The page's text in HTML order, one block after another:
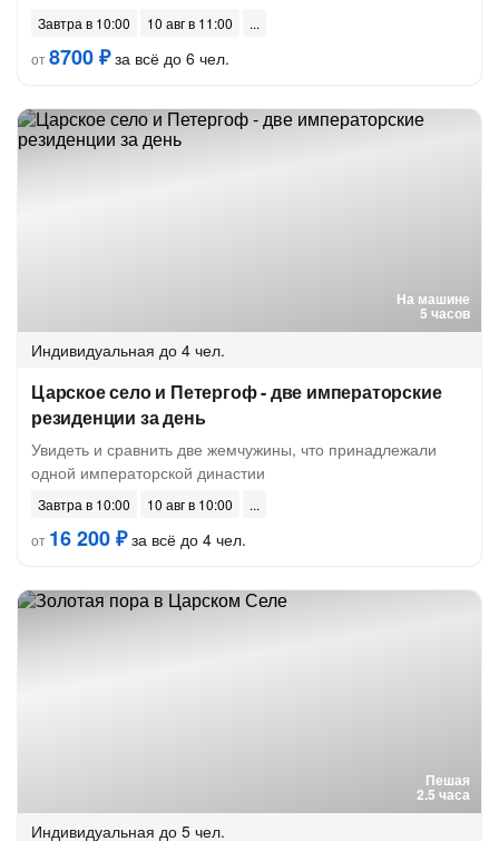
Завтра в 10:00
10 авг в 11:00
от8700 ₽за всё до 6 чел.
На машине
5 часов
Индивидуальная до 4 чел.
Царское село и Петергоф - две императорские
резиденции за день
Увидеть и сравнить две жемчужины, что принадлежали
одной императорской династии
Завтра в 10:00
10 авг в 10:00
от 16 200 ₽за всё до 4 чел.
Пешая
2.5 часа
Индивидуальная до 5 чел.